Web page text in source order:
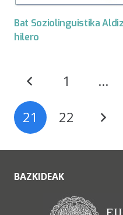
Bat Soziolinguistika
hilero
1 …
21 22
BAZKIDEAK